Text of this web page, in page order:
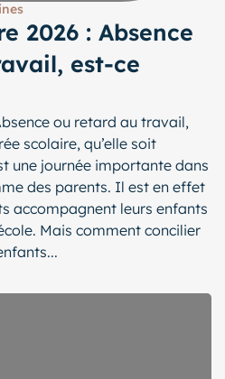
2026 : Absence
est-ce
ou retard au travail,
scolaire, qu’elle soit
une journée importante dans
des parents. Il est en effet
accompagnent leurs enfants
Mais comment concilier